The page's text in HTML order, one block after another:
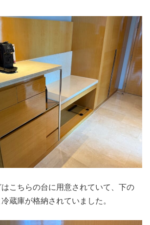
こちらの台に用意されていて、下の
蔵庫が格納されていました。